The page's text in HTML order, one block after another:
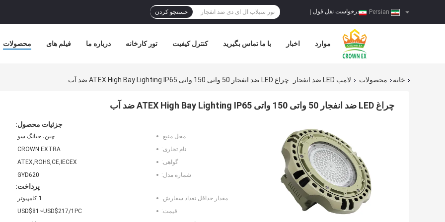
درخواست نقل قول جستجو کردن
محصولات فیلم های درباره ما تور کارخانه کنترل کیفیت با ما تماس بگیرید اخبار موارد
خانه محصولات لامپ LED ضد انفجار چراغ LED ضد انفجار 50 واتی 150 واتی ATEX High Bay Lighting IP65 ضد آب
چراغ LED ضد انفجار 50 واتی 150 واتی ATEX High Bay Lighting IP65 ضد آب
جزئیات محصول:
محل منبع:
چین، جیانگ سو
نام تجاری:
CROWN EXTRA
گواهی:
ATEX,ROHS,CE,IECEX
شماره مدل:
GYD620
پرداخت:
مقدار حداقل تعداد سفارش:
1 کامپیوتر
قیمت:
USD$81~USD$217/1PC